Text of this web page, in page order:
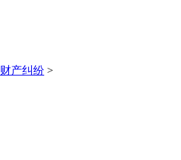
财产纠纷 >